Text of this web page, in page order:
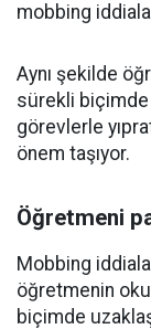
mobbing
Aynı şekilde
sürekli biçimde
görevlerle
önem taşıyor.
Öğretmeni
Mobbing
öğretmenin
biçimde